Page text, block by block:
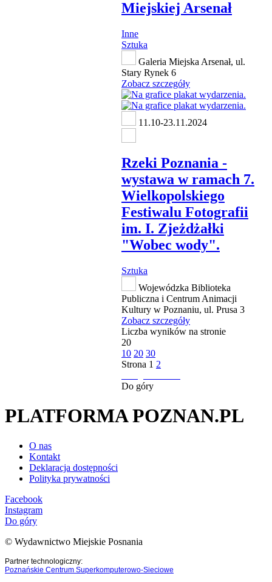
Miejskiej Arsenał
Inne
Sztuka
Galeria Miejska Arsenał, ul.
Stary Rynek 6
Zobacz szczegóły
11.10-23.11.2024
Rzeki Poznania -
wystawa w ramach 7.
Wielkopolskiego
Festiwalu Fotografii
im. I. Zjeżdżałki
"Wobec wody".
Sztuka
Wojewódzka Biblioteka
Publiczna i Centrum Animacji
Kultury w Poznaniu, ul. Prusa 3
Zobacz szczegóły
Liczba wyników na stronie
20
10 20 30
Strona 1 2
Do góry
PLATFORMA POZNAN.PL
O nas
Kontakt
Deklaracja dostępności
Polityka prywatności
Facebook
Instagram
Do góry
© Wydawnictwo Miejskie Posnania
Partner technologiczny:
Poznańskie Centrum Superkomputerowo-Sieciowe